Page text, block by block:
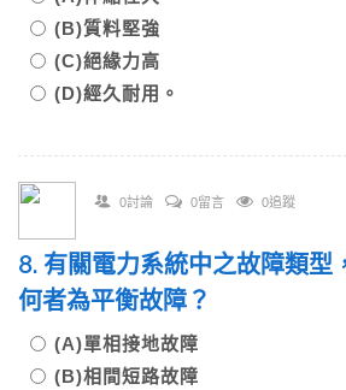
(B)質料堅強
(C)絕緣力高
(D)經久耐用。
0討論 0留言 0追蹤
8. 有關電力系統中之故障類型
何者為平衡故障？
(A)單相接地故障
(B)相間短路故障